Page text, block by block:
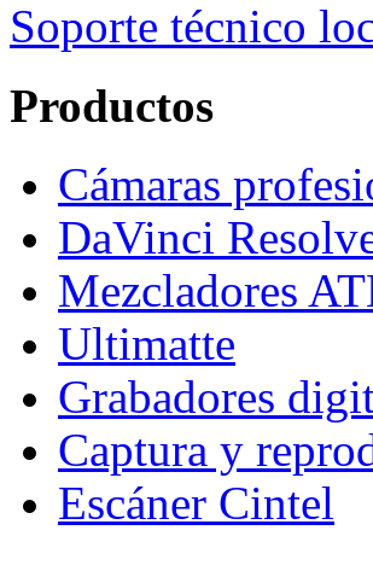
Soporte técnico
Productos
Cámaras
DaVinci
Mezcladores
Ultimatte
Grabadores
Captura y
Escáner Cintel